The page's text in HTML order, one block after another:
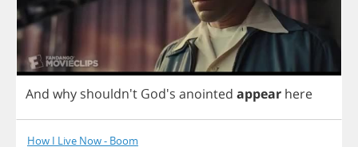
And why shouldn't God's anointed appear here
How I Live Now - Boom